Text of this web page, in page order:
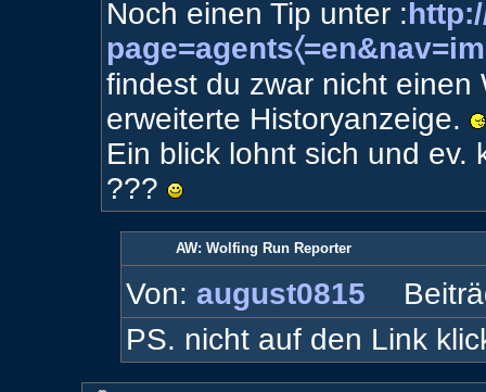
Noch einen Tip unter :
findest du zwar nicht einen
erweiterte Historyanzeige.
Ein blick lohnt sich und ev.
???
AW: Wolfing Run Reporter
Von: august0815
PS. nicht auf den Link